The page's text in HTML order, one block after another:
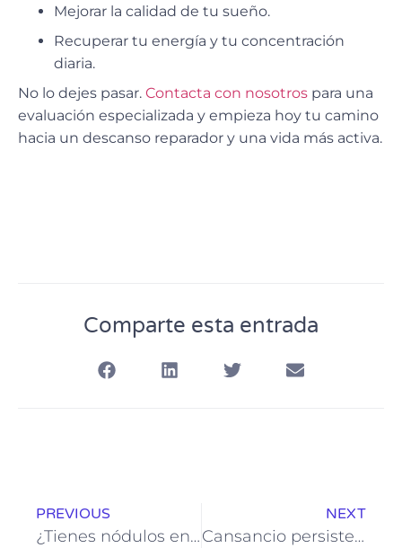
Mejorar la calidad de tu sueño.
Recuperar tu energía y tu concentración
diaria.
No lo dejes pasar. Contacta con nosotros para una
evaluación especializada y empieza hoy tu camino
hacia un descanso reparador y una vida más activa.
Comparte esta entrada
PREVIOUS
¿Tienes nódulos en la tiroides? Causas, diagnóstico y opciones médicas
NEXT
Cansancio persistente: ¿Qué enfermedades pueden estar detrás de la fatiga?